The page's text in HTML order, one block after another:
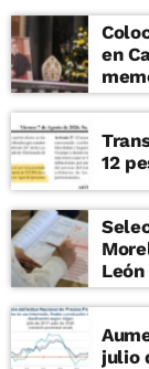
en
12
julio